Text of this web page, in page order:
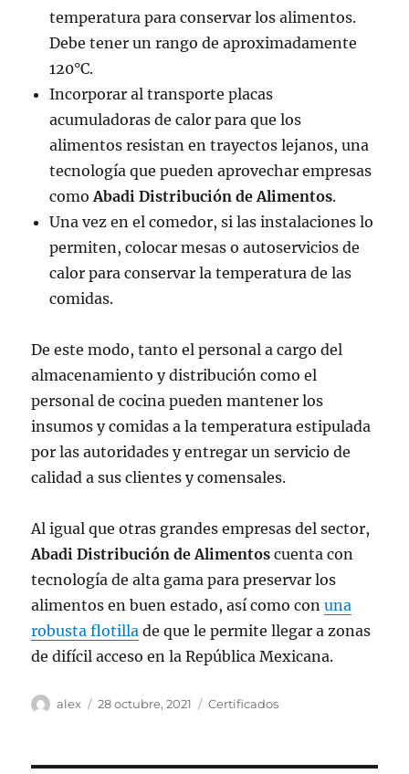
temperatura para conservar los alimentos.
Debe tener un rango de aproximadamente
120°C.
Incorporar al transporte placas
acumuladoras de calor para que los
alimentos resistan en trayectos lejanos, una
tecnología que pueden aprovechar empresas
comoAbadi Distribución de Alimentos.
Una vez en el comedor, si las instalaciones lo
permiten, colocar mesas o autoservicios de
calor para conservar la temperatura de las
comidas.
De este modo, tanto el personal a cargo del
almacenamiento y distribución como el
personal de cocina pueden mantener los
insumos y comidas a la temperatura estipulada
por las autoridades y entregar un servicio de
calidad a sus clientes y comensales.
Al igual que otras grandes empresas del sector,
Abadi Distribución de Alimentos cuenta con
tecnología de alta gama para preservar los
alimentos en buen estado, así como conuna
robusta flotilla de que le permite llegar a zonas
de difícil acceso en la República Mexicana.
Autor
alex
Publicado
28 octubre, 2021 Categorías
Certificados